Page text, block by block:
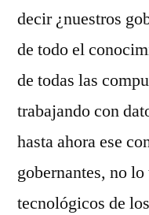
decir ¿nuestros
de todo el
de todas las
trabajando con
hasta ahora ese
gobernantes, no
tecnológicos de